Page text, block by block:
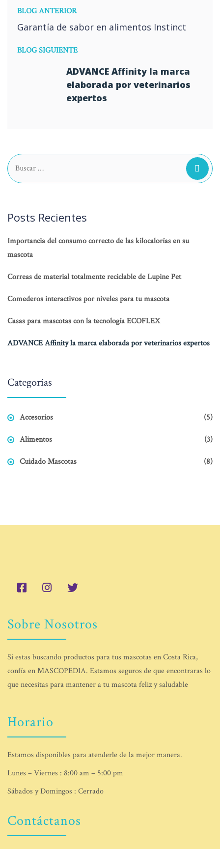
BLOG ANTERIOR
Garantía de sabor en alimentos Instinct
BLOG SIGUIENTE
ADVANCE Affinity la marca
elaborada por veterinarios
expertos
Posts Recientes
Importancia del consumo correcto de las kilocalorías en su
mascota
Correas de material totalmente reciclable de Lupine Pet
Comederos interactivos por niveles para tu mascota
Casas para mascotas con la tecnología ECOFLEX
ADVANCE Affinity la marca elaborada por veterinarios expertos
Categorías
Accesorios (5)
Alimentos (3)
Cuidado Mascotas (8)
Sobre Nosotros
Si estas buscando productos para tus mascotas en Costa Rica,
confía en MASCOPEDIA. Estamos seguros de que encontraras lo
que necesitas para mantener a tu mascota feliz y saludable
Horario
Estamos disponibles para atenderle de la mejor manera.
Lunes – Viernes : 8:00 am – 5:00 pm
Sábados y Domingos : Cerrado
Contáctanos